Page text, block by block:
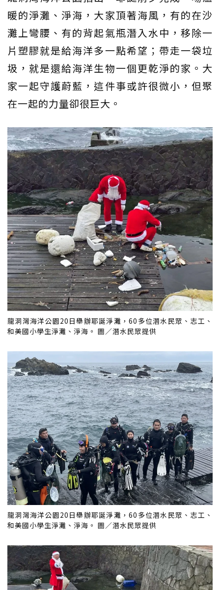
暖的淨灘、淨海，大家頂著海風，有的在沙
灘上彎腰、有的背起氣瓶潛入水中，移除一
片塑膠就是給海洋多一點希望；帶走一袋垃
圾，就是還給海洋生物一個更乾淨的家。大
家一起守護蔚藍，這件事或許很微小，但聚
在一起的力量卻很巨大。
龍洞灣海洋公園20日舉辦耶誕淨灘，60多位潛水民眾、志工、
和美國小學生淨灘、淨海。 圖／潛水民眾提供
龍洞灣海洋公園20日舉辦耶誕淨灘，60多位潛水民眾、志工、
和美國小學生淨灘、淨海。 圖／潛水民眾提供